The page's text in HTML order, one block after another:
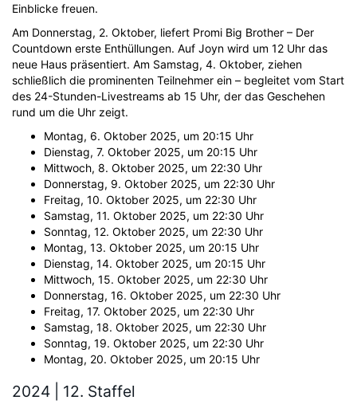
Einblicke freuen.
Am Donnerstag, 2. Oktober, liefert Promi Big Brother – Der
Countdown erste Enthüllungen. Auf Joyn wird um 12 Uhr das
neue Haus präsentiert. Am Samstag, 4. Oktober, ziehen
schließlich die prominenten Teilnehmer ein – begleitet vom Start
des 24-Stunden-Livestreams ab 15 Uhr, der das Geschehen
rund um die Uhr zeigt.
Montag, 6. Oktober 2025, um 20:15 Uhr
Dienstag, 7. Oktober 2025, um 20:15 Uhr
Mittwoch, 8. Oktober 2025, um 22:30 Uhr
Donnerstag, 9. Oktober 2025, um 22:30 Uhr
Freitag, 10. Oktober 2025, um 22:30 Uhr
Samstag, 11. Oktober 2025, um 22:30 Uhr
Sonntag, 12. Oktober 2025, um 22:30 Uhr
Montag, 13. Oktober 2025, um 20:15 Uhr
Dienstag, 14. Oktober 2025, um 20:15 Uhr
Mittwoch, 15. Oktober 2025, um 22:30 Uhr
Donnerstag, 16. Oktober 2025, um 22:30 Uhr
Freitag, 17. Oktober 2025, um 22:30 Uhr
Samstag, 18. Oktober 2025, um 22:30 Uhr
Sonntag, 19. Oktober 2025, um 22:30 Uhr
Montag, 20. Oktober 2025, um 20:15 Uhr
2024 | 12. Staffel